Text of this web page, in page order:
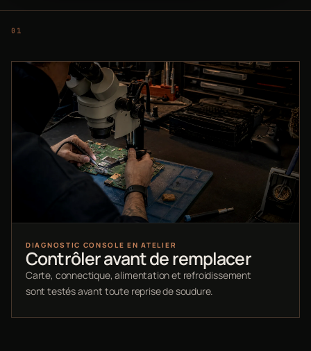
DIAGNOSTIC CONSOLE EN ATELIER
Contrôler avant de remplacer
Carte, connectique, alimentation et refroidissement
sont testés avant toute reprise de soudure.